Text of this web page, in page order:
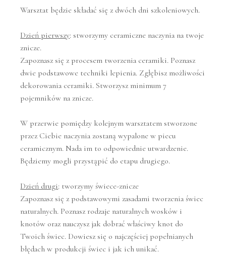
Warsztat będzie składać się z dwóch dni szkoleniowych.
Dzień pierwszy: stworzymy ceramiczne naczynia na twoje
znicze.
Zapoznasz się z procesem tworzenia ceramiki. Poznasz
dwie podstawowe techniki lepienia. Zgłębisz możliwości
dekorowania ceramiki. Stworzysz minimum 7
pojemników na znicze.
W przerwie pomiędzy kolejnym warsztatem stworzone
przez Ciebie naczynia zostaną wypalone w piecu
ceramicznym. Nada im to odpowiednie utwardzenie.
Będziemy mogli przystąpić do etapu drugiego.
Dzień drugi: tworzymy świece-znicze
Zapoznasz się z podstawowymi zasadami tworzenia świec
naturalnych. Poznasz rodzaje naturalnych wosków i
knotów oraz nauczysz jak dobrać właściwy knot do
Twoich świec. Dowiesz się o najczęściej popełnianych
błędach w produkcji świec i jak ich unikać.